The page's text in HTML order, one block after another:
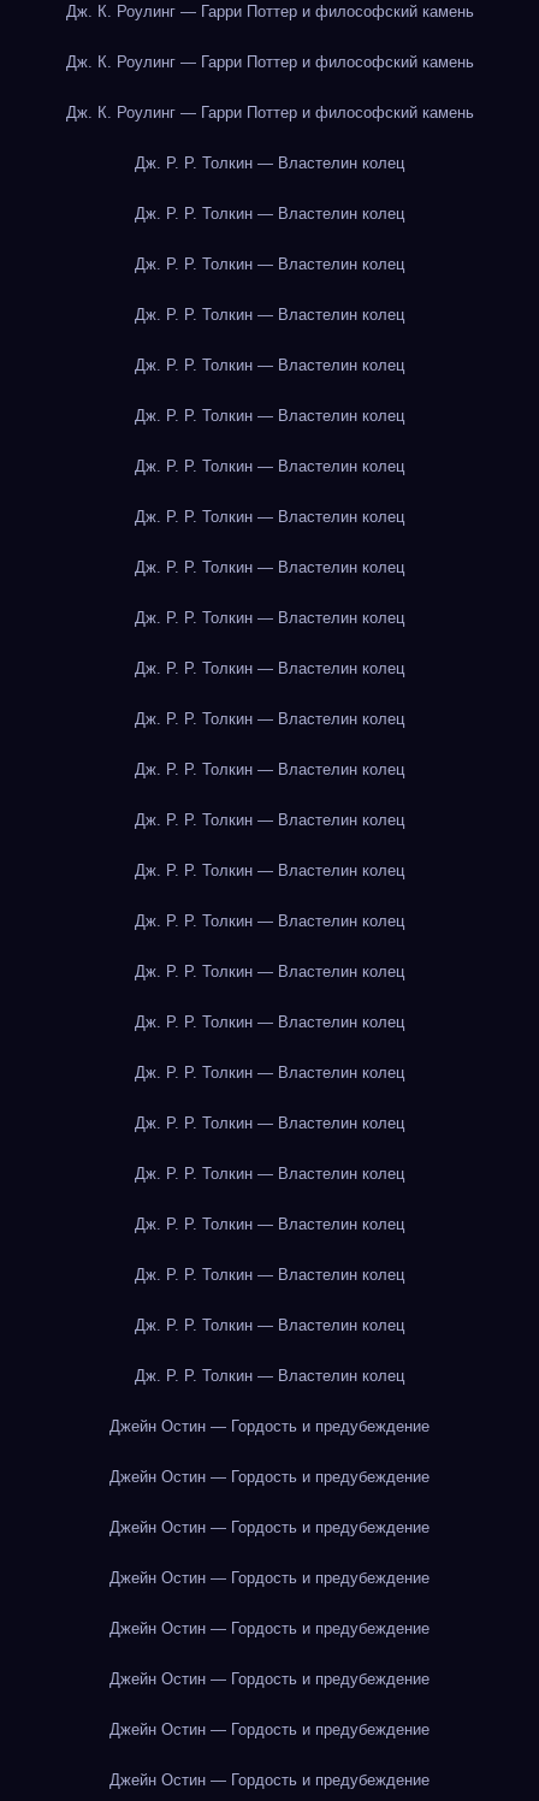
Дж. К. Роулинг — Гарри Поттер и философский камень
Дж. К. Роулинг — Гарри Поттер и философский камень
Дж. К. Роулинг — Гарри Поттер и философский камень
Дж. Р. Р. Толкин — Властелин колец
Дж. Р. Р. Толкин — Властелин колец
Дж. Р. Р. Толкин — Властелин колец
Дж. Р. Р. Толкин — Властелин колец
Дж. Р. Р. Толкин — Властелин колец
Дж. Р. Р. Толкин — Властелин колец
Дж. Р. Р. Толкин — Властелин колец
Дж. Р. Р. Толкин — Властелин колец
Дж. Р. Р. Толкин — Властелин колец
Дж. Р. Р. Толкин — Властелин колец
Дж. Р. Р. Толкин — Властелин колец
Дж. Р. Р. Толкин — Властелин колец
Дж. Р. Р. Толкин — Властелин колец
Дж. Р. Р. Толкин — Властелин колец
Дж. Р. Р. Толкин — Властелин колец
Дж. Р. Р. Толкин — Властелин колец
Дж. Р. Р. Толкин — Властелин колец
Дж. Р. Р. Толкин — Властелин колец
Дж. Р. Р. Толкин — Властелин колец
Дж. Р. Р. Толкин — Властелин колец
Дж. Р. Р. Толкин — Властелин колец
Дж. Р. Р. Толкин — Властелин колец
Дж. Р. Р. Толкин — Властелин колец
Дж. Р. Р. Толкин — Властелин колец
Дж. Р. Р. Толкин — Властелин колец
Джейн Остин — Гордость и предубеждение
Джейн Остин — Гордость и предубеждение
Джейн Остин — Гордость и предубеждение
Джейн Остин — Гордость и предубеждение
Джейн Остин — Гордость и предубеждение
Джейн Остин — Гордость и предубеждение
Джейн Остин — Гордость и предубеждение
Джейн Остин — Гордость и предубеждение